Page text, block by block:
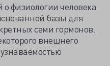
физиологии человека
базы для
семи гормонов.
внешнего